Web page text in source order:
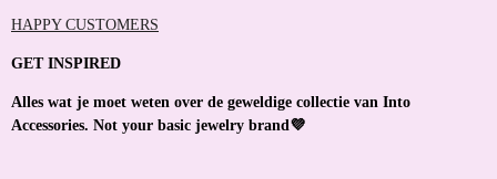
HAPPY CUSTOMERS
GET INSPIRED
Alles wat je moet weten over de geweldige collectie van Into
Accessories. Not your basic jewelry brand💜